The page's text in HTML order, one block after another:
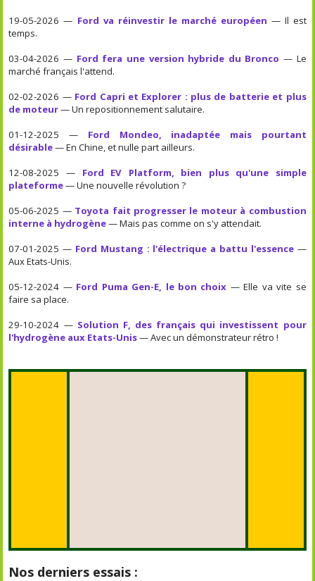
19-05-2026 — Ford va réinvestir le marché européen — Il est
temps.
03-04-2026 — Ford fera une version hybride du Bronco — Le
marché français l'attend.
02-02-2026 — Ford Capri et Explorer : plus de batterie et plus
de moteur— Un repositionnement salutaire.
01-12-2025 — Ford Mondeo, inadaptée mais pourtant
désirable— En Chine, et nulle part ailleurs.
12-08-2025 — Ford EV Platform, bien plus qu'une simple
plateforme— Une nouvelle révolution ?
05-06-2025 — Toyota fait progresser le moteur à combustion
interne à hydrogène— Mais pas comme on s'y attendait.
07-01-2025 — Ford Mustang : l'électrique a battu l'essence—
Aux Etats-Unis.
05-12-2024 — Ford Puma Gen-E, le bon choix — Elle va vite se
faire sa place.
29-10-2024 — Solution F, des français qui investissent pour
l'hydrogène aux Etats-Unis— Avec un démonstrateur rétro !
Nos derniers essais :